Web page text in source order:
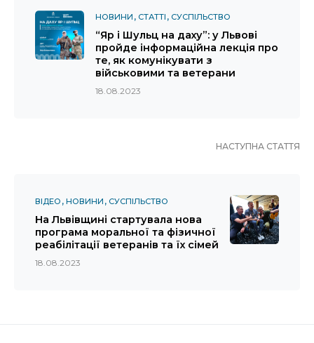
НОВИНИ СТАТТІ СУСПІЛЬСТВО
“Яр і Шульц на даху”: у Львові
пройде інформаційна лекція про
те, як комунікувати з
військовими та ветерани
18.08.2023
НАСТУПНА СТАТТЯ
ВІДЕО НОВИНИ СУСПІЛЬСТВО
На Львівщині стартувала нова
програма моральної та фізичної
реабілітації ветеранів та їх сімей
18.08.2023